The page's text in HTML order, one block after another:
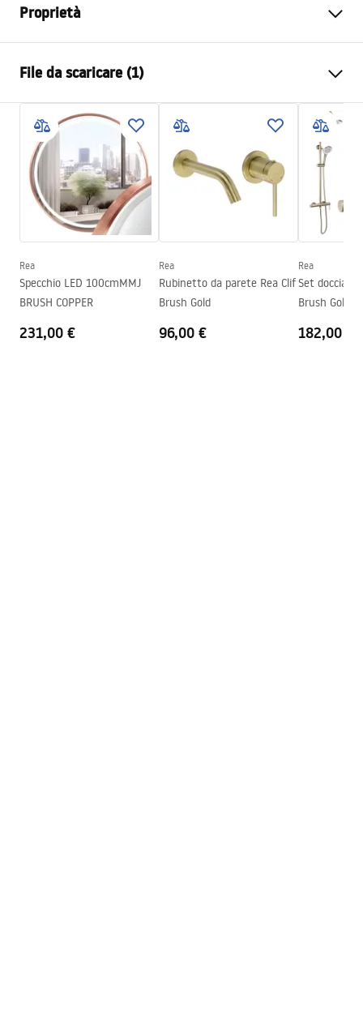
Proprietà
Dimensioni porta
La direzione della porta
Universale
Spessore del vetro
6 mm
Altezza della porta doccia
200
Larghezza ingresso
50 cm
Materiale dei profili
Materiale manico
Direzione di apertura
Rivestimento Easy Clean
Sì, su un lato del vetro
Regolazione sui profili
2 cm
File da scaricare (1)
Manual
Instrukcja Drzwi Montana.pdf
Rea
Specchio LED 100cmMMJ
BRUSH COPPER
231,00 €
Rea
Rubinetto da parete Rea Clif
Brush Gold
96,00 €
Rea
Set doccia
Brush Gold
182,00 €